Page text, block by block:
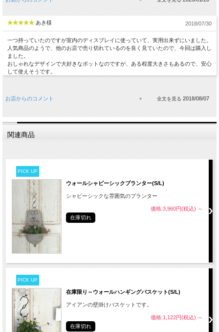
あき様 2018/07/30
一つ持っていたのですが室内のディスプレイに使っていて、実用出来ずにいました。
人気商品のようで、他のお店で売り切れているのを良く見ていたので、今回は購入し
ました。
おしゃれなデザインで大好きなポットなのですが、ある程度大きさもあるので、安心
して使えそうです。
お店からのコメント 2018/08/07
関連商品
PICK UP
ウォールシャビーシックプランター(S/L)
シャビーシックな雰囲気のプランター
価格:3,960円(税込) ～
在庫切れ
PICK UP
在庫限り～ウォールハンギングバスケット(S/L)
アイアンの壁掛けバスケットです。
価格:1,122円(税込) ～
在庫切れ